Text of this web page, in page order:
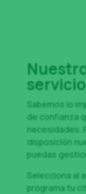
servicio
Sabemos lo
de confianza
necesidades.
disposición
puedas
Selecciona al
programa tu